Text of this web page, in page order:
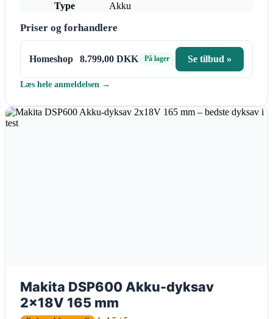
Type Akku
Priser og forhandlere
Homeshop 8.799,00 DKK På lager Se tilbud »
Læs hele anmeldelsen →
Makita DSP600 Akku-dyksav
2x18V 165 mm